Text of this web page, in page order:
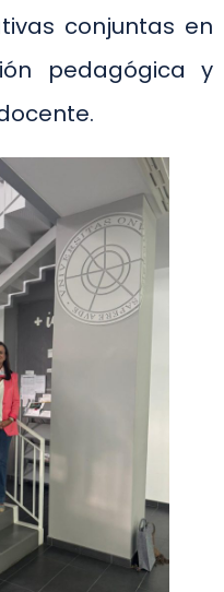
conjuntas en
pedagógica y